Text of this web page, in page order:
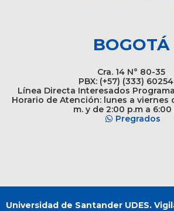
BOGOTÁ
Cra. 14 N° 80-35
PBX: (+57) (333)
Línea Directa Interesados
Horario de Atención: lunes a viernes
m. y de 2:00 p.m a 6:00
Pregrados
Universidad de Santander UDES.